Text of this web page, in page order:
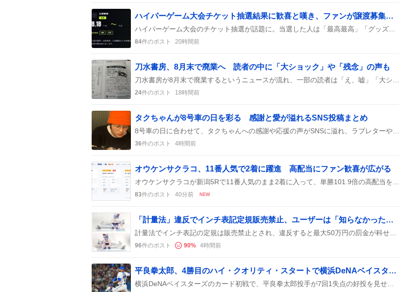
ハイパーゲーム大会チケット抽選結果に歓喜と嘆き、ファンが譲渡募集で盛り上がる
84件のポスト 20時間前
刀水書房、8月末で廃業へ 読者の中に「大ショック」や「残念」の声も
24件のポスト 18時間前
タクちゃんが8号車の日を彩る 感謝と愛が溢れるSNS投稿まとめ
36件のポスト 4時間前
オウケンサクラコ、11番人気で2着に躍進 高配当にファン歓喜が広がる
83件のポスト 40分前 NEW
「計量法」違反でインチ表記定規販売禁止、ユーザーは「知らなかった」驚き
96件のポスト 90% 4時間前
平良拳太郎、4勝目のハイ・クオリティ・スタートで横浜DeNAベイスターズが接戦制す